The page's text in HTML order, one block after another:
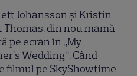
Johansson și Kristin
Thomas, din nou mamă
pe ecran în „My
Wedding”. Când
filmul pe SkyShowtime